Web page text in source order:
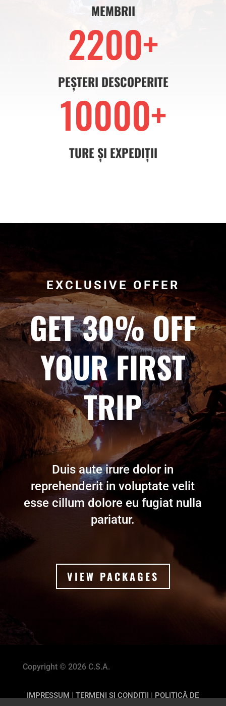
MEMBRII
2200+
PEȘTERI DESCOPERITE
10000+
TURE ȘI EXPEDIȚII
EXCLUSIVE OFFER
GET 30% OFF
YOUR FIRST
TRIP
Duis aute irure dolor in
reprehenderit in voluptate velit
esse cillum dolore eu fugiat nulla
pariatur.
VIEW PACKAGES
Copyright © 2026 C.S.A.
IMPRESSUM |TERMENI Sl CONDITII | POLITICĂ DE